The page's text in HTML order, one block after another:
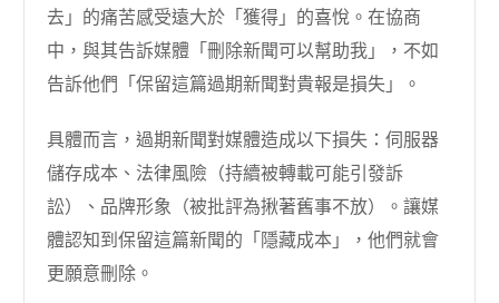
去」的痛苦感受遠大於「獲得」的喜悅。在協商
中，與其告訴媒體「刪除新聞可以幫助我」，不如
告訴他們「保留這篇過期新聞對貴報是損失」。
具體而言，過期新聞對媒體造成以下損失：伺服器
儲存成本、法律風險（持續被轉載可能引發訴
訟）、品牌形象（被批評為揪著舊事不放）。讓媒
體認知到保留這篇新聞的「隱藏成本」，他們就會
更願意刪除。